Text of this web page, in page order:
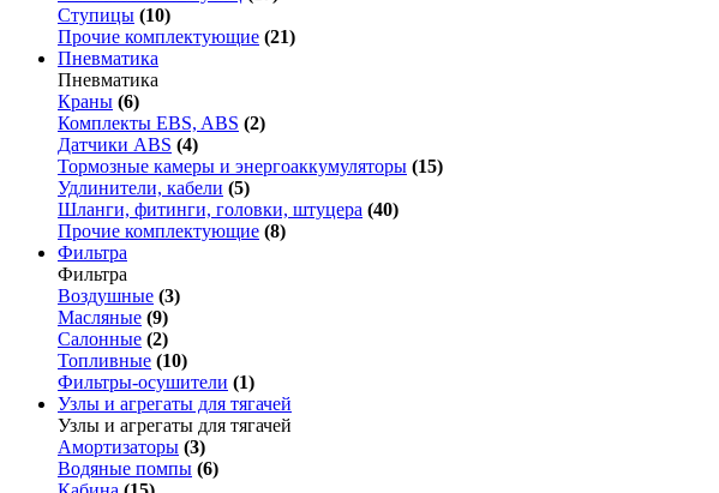
Ступицы (10)
Прочие комплектующие (21)
Пневматика
Пневматика
Краны (6)
Комплекты EBS, ABS (2)
Датчики ABS (4)
Тормозные камеры и энергоаккумуляторы (15)
Удлинители, кабели (5)
Шланги, фитинги, головки, штуцера (40)
Прочие комплектующие (8)
Фильтра
Фильтра
Воздушные (3)
Масляные (9)
Салонные (2)
Топливные (10)
Фильтры-осушители (1)
Узлы и агрегаты для тягачей
Узлы и агрегаты для тягачей
Амортизаторы (3)
Водяные помпы (6)